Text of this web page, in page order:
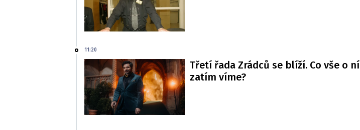
11:20
Třetí řada Zrádců se blíží. Co vše o ní
zatím víme?